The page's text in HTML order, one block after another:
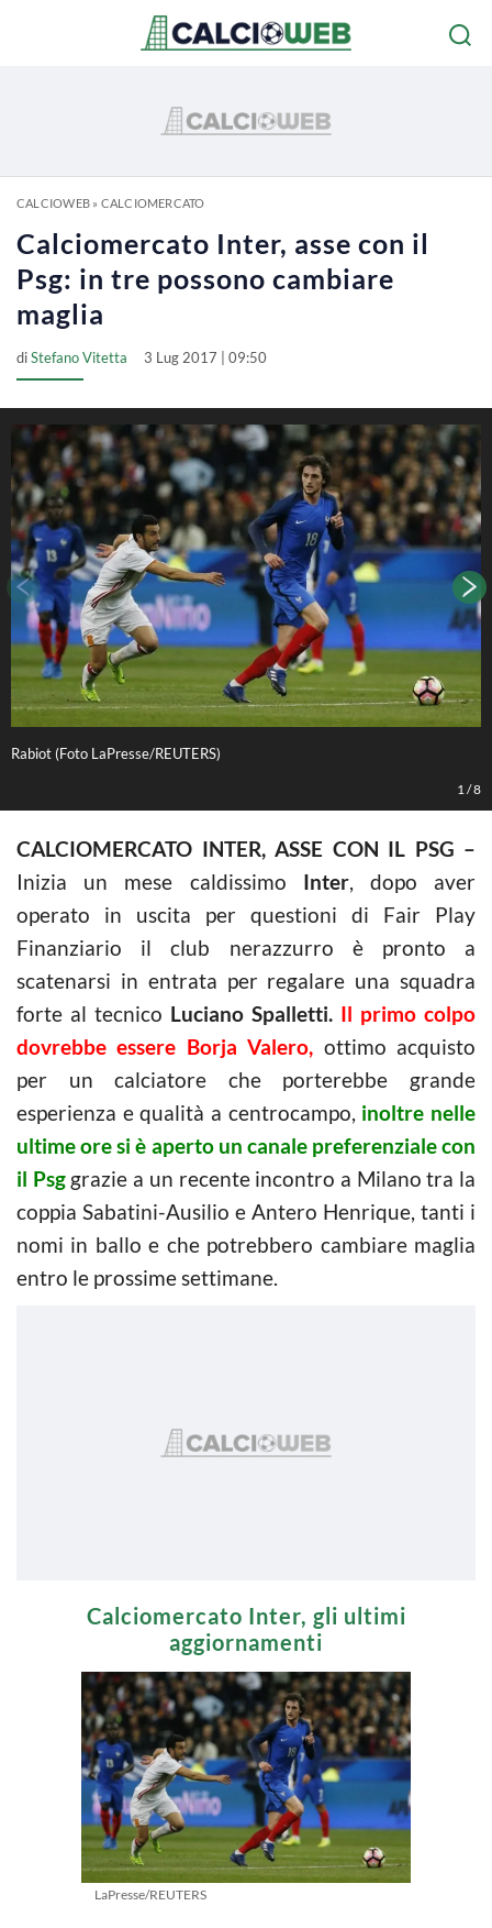
CALCIOWEB» CALCIOMERCATO
Calciomercato Inter, asse con il
Psg: in tre possono cambiare
maglia
diStefano Vitetta 3 Lug 2017 | 09:50
Rabiot (Foto LaPresse/REUTERS)
1 /8
CALCIOMERCATO INTER, ASSE CON IL PSG –
Inizia un mese caldissimo Inter, dopo aver
operato in uscita per questioni di Fair Play
Finanziario il club nerazzurro è pronto a
scatenarsi in entrata per regalare una squadra
forte al tecnico Luciano Spalletti. Il primo colpo
dovrebbe essere Borja Valero, ottimo acquisto
per un calciatore che porterebbe grande
esperienza e qualità a centrocampo, inoltre nelle
ultime ore si è aperto un canale preferenziale con
il Psggrazie a un recente incontro a Milano tra la
coppia Sabatini-Ausilio e Antero Henrique, tanti i
nomi in ballo e che potrebbero cambiare maglia
entro le prossime settimane.
Calciomercato Inter, gli ultimi
aggiornamenti
LaPresse/REUTERS